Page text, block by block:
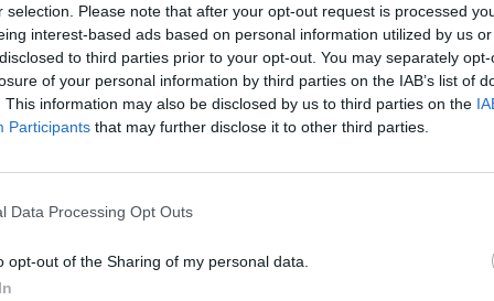
selection. Please note that after your opt-out request is processed
interest-based ads based on personal information utilized by us
to third parties prior to your opt-out. You may separately
of your personal information by third parties on the IAB’s list of
This information may also be disclosed by us to third parties on the
Participants that may further disclose it to other third parties.
Data Processing Opt Outs
opt-out of the Sharing of my personal data.
κορωνοϊό βρέθηκε για δεύτερη φορά ο υπουργός Αγροτικής
Γεωργαντάς, όπως ανακοίνωσε ο ίδιος στην προσωπική του
θετικός στην COVID-19, μετά από τον
προληπτικό έλεγχο. Χάρη στον...